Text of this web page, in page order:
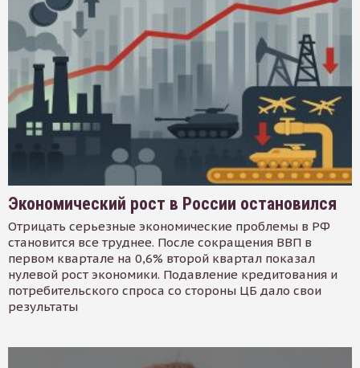
Экономический рост в России остановился
Отрицать серьезные экономические проблемы в РФ
становится все труднее. После сокращения ВВП в
первом квартале на 0,6% второй квартал показал
нулевой рост экономики. Подавление кредитования и
потребительского спроса со стороны ЦБ дало свои
результаты